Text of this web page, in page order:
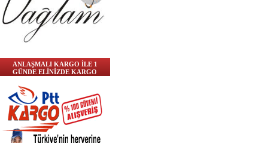
ANLAŞMALI KARGO İLE 1
GÜNDE ELİNİZDE KARGO